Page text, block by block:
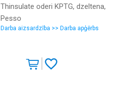
Thinsulate oderi KPTG, dzeltena,
Pesso
Darba aizsardzība >> Darba apģērbs